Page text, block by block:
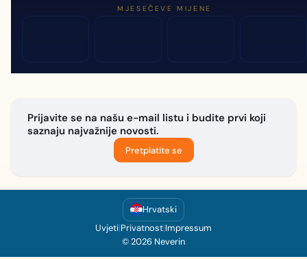
MJESEČEVE MIJENE
Prijavite se na našu e-mail listu i budite prvi koji
saznaju najvažnije novosti.
Pretplatite se
Hrvatski
Uvjeti|Privatnost|Impressum
© 2026 Neverin